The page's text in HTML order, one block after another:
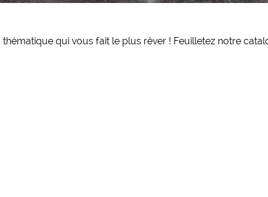
qui vous fait le plus rêver ! Feuilletez notre